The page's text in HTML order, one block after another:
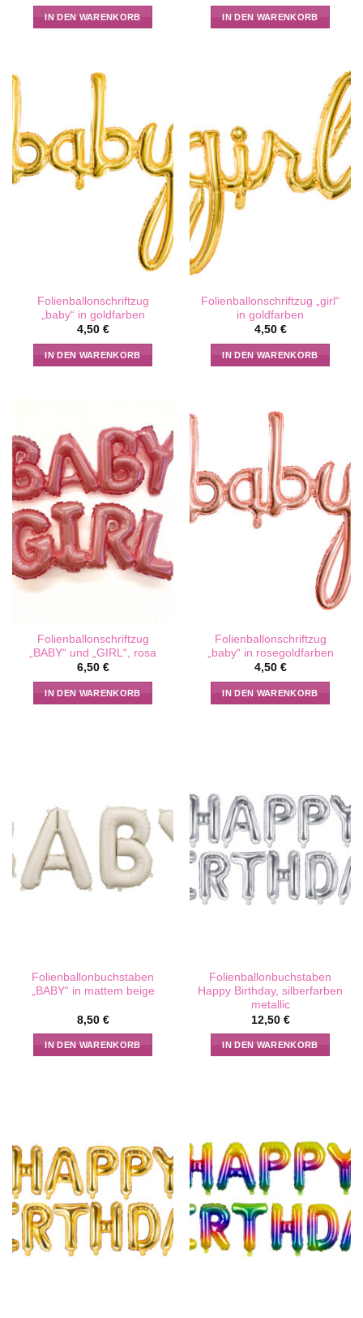
IN DEN WARENKORB IN DEN WARENKORB
Folienballonschriftzug
„baby“ in goldfarben
4,50 €
IN DEN WARENKORB
Folienballonschriftzug „girl“
in goldfarben
4,50 €
IN DEN WARENKORB
Folienballonschriftzug
„BABY“ und „GIRL“, rosa
6,50 €
IN DEN WARENKORB
Folienballonschriftzug
„baby“ in rosegoldfarben
4,50 €
IN DEN WARENKORB
Folienballonbuchstaben
„BABY“ in mattem beige
8,50 €
IN DEN WARENKORB
Folienballonbuchstaben
Happy Birthday, silberfarben
metallic
12,50 €
IN DEN WARENKORB